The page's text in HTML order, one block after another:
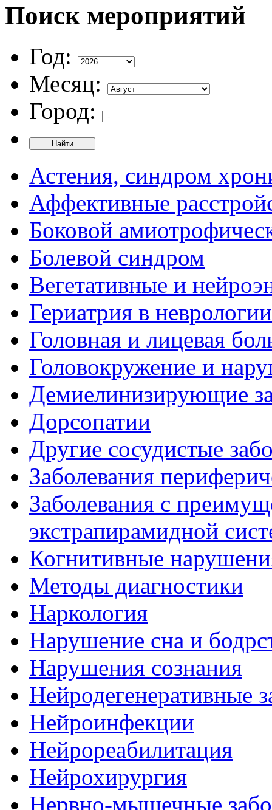
Поиск мероприятий
Год:
Месяц:
Город:
Найти
Астения, синдром
Аффективные
Боковой
Болевой синдром
Вегетативные и
Гериатрия в неврологии
Головная и лицевая
Головокружение и
Демиелинизирующие
Дорсопатии
Другие сосудистые
Заболевания
Заболевания с
экстрапирамидной
Когнитивные
Методы диагностики
Наркология
Нарушение сна и
Нарушения сознания
Нейродегенеративные
Нейроинфекции
Нейрореабилитация
Нейрохирургия
Нервно-мышечные